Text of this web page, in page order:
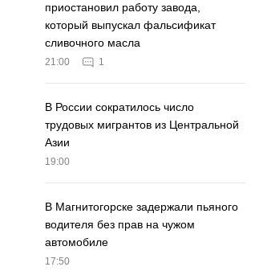
приостановил работу завода,
который выпускал фальсификат
сливочного масла
21:00 1
В России сократилось число
трудовых мигрантов из Центральной
Азии
19:00
В Магнитогорске задержали пьяного
водителя без прав на чужом
автомобиле
17:50